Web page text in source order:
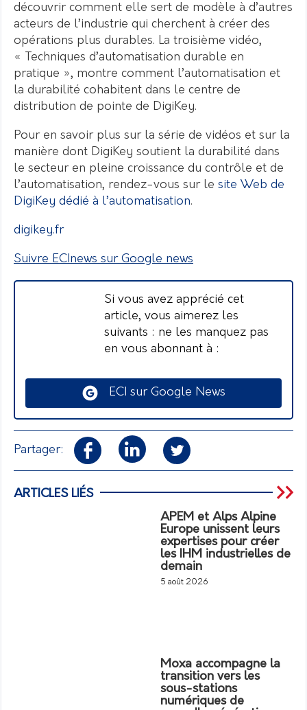
découvrir comment elle sert de modèle à d’autres
acteurs de l’industrie qui cherchent à créer des
opérations plus durables. La troisième vidéo,
« Techniques d’automatisation durable en
pratique », montre comment l’automatisation et
la durabilité cohabitent dans le centre de
distribution de pointe de DigiKey.
Pour en savoir plus sur la série de vidéos et sur la
manière dont DigiKey soutient la durabilité dans
le secteur en pleine croissance du contrôle et de
l’automatisation, rendez-vous sur le site Web de
DigiKey dédié à l’automatisation.
digikey.fr
Suivre ECInews sur Google news
Si vous avez apprécié cet
article, vous aimerez les
suivants : ne les manquez pas
en vous abonnant à :
ECI sur Google News
Partager:
ARTICLES LIÉS
APEM et Alps Alpine
Europe unissent leurs
expertises pour créer
les IHM industrielles de
demain
5 août 2026
Moxa accompagne la
transition vers les
sous-stations
numériques de